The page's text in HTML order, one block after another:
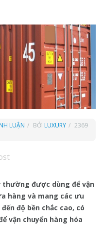
LUẬN BỞI LUXURY
2369
được dùng để vận
hàng và mang các ưu
độ bền chắc cao, có
vận chuyển hàng hóa